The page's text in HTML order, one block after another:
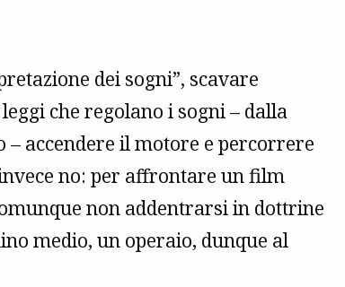
dei sogni”, scavare
che regolano i sogni – dalla
– accendere il motore e percorrere
no: per affrontare un film
non addentrarsi in dottrine
medio, un operaio, dunque al